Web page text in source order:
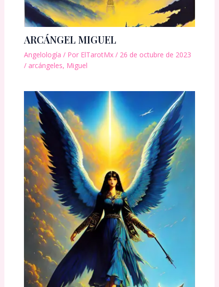
ARCÁNGEL MIGUEL
Angelología / Por ElTarotMx / 26 de octubre de 2023
/ arcángeles, Miguel